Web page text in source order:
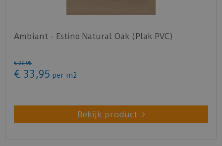
Ambiant - Estino Natural Oak (Plak PVC)
€ 39,95
€ 33 ,95 per m2
Bekijk product